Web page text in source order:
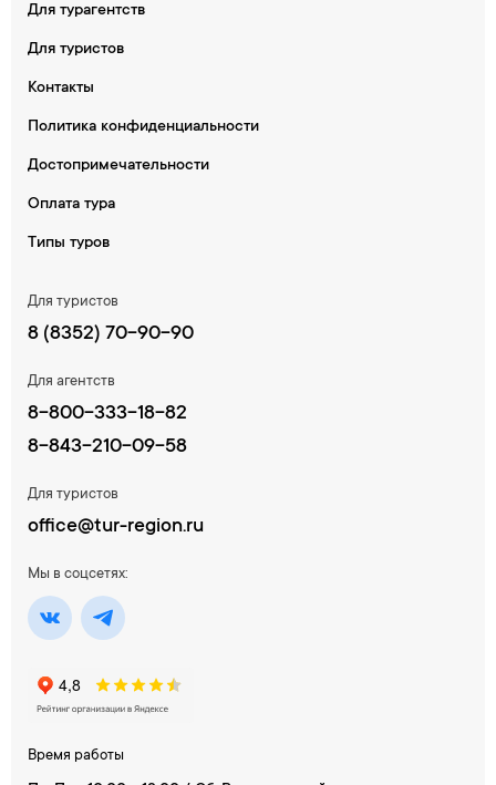
Время работы
Для турагентств
Для туристов
Контакты
Политика конфиденциальности
Достопримечательности
Оплата тура
Типы туров
Для туристов
8 (8352) 70-90-90
Для агентств
8-800-333-18-82
8-843-210-09-58
Для туристов
office@tur-region.ru
Мы в соцсетях: